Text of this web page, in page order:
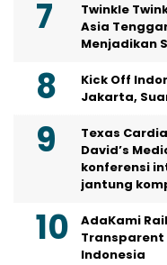
Twinkle
Asia
Menjadikan
Kick Off
Jakarta,
Texas
David’s
konferensi
jantung
AdaKami
Transparent
Indonesia